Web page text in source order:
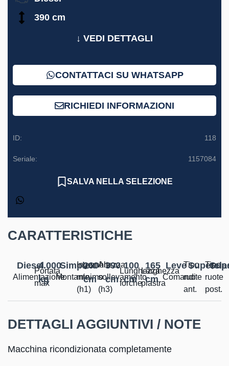
390 cm
↓ VEDI DETTAGLI
CONTATTACI SU WHATSAPP
RICHIEDI INFORMAZIONI
ID: 118
Seriale: 1157084
SALVA NELLA SELEZIONE
CARATTERISTICHE
Alimentazione
Diesel
Portata
max
4.000
kg
Montante
SimplexIngombro
minimo
(h1)
260
cm
Altezza
sollevamento
(h3)
390
cm
Lunghezza
forche
100
cm
Larghezza
piastra
165
cm Comandi
LeveTipo
ruote
ant.
Tipo
ruote
post.​
DETTAGLI AGGIUNTIVI / NOTE
Macchina ricondizionata completamente